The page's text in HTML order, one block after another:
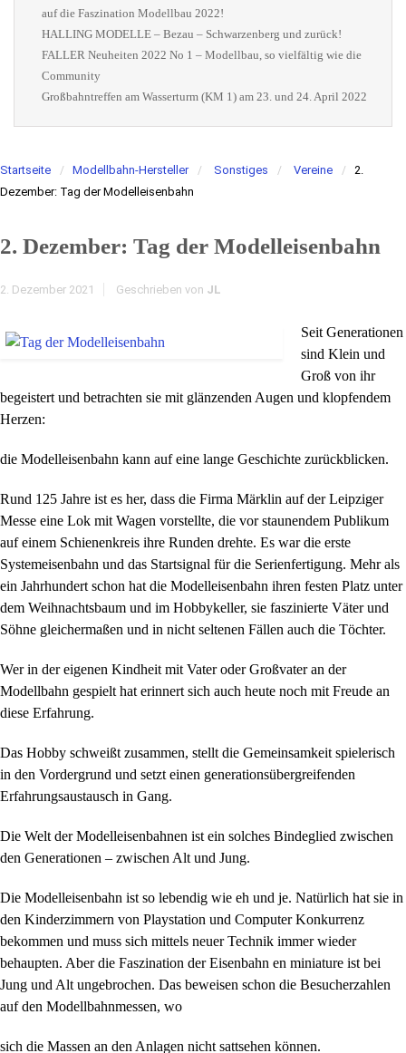
auf die Faszination Modellbau 2022!
HALLING MODELLE – Bezau – Schwarzenberg und zurück!
FALLER Neuheiten 2022 No 1 – Modellbau, so vielfältig wie die
Community
Großbahntreffen am Wasserturm (KM 1) am 23. und 24. April 2022
Startseite Modellbahn-Hersteller Sonstiges Vereine
2.
Dezember: Tag der Modelleisenbahn
2. Dezember: Tag der Modelleisenbahn
2. Dezember 2021 Geschrieben von JL
Seit Generationen
sind Klein und
Groß von ihr
begeistert und betrachten sie mit glänzenden Augen und klopfendem
Herzen:
die Modelleisenbahn kann auf eine lange Geschichte zurückblicken.
Rund 125 Jahre ist es her, dass die Firma Märklin auf der Leipziger
Messe eine Lok mit Wagen vorstellte, die vor staunendem Publikum
auf einem Schienenkreis ihre Runden drehte. Es war die erste
Systemeisenbahn und das Startsignal für die Serienfertigung. Mehr als
ein Jahrhundert schon hat die Modelleisenbahn ihren festen Platz unter
dem Weihnachtsbaum und im Hobbykeller, sie faszinierte Väter und
Söhne gleichermaßen und in nicht seltenen Fällen auch die Töchter.
Wer in der eigenen Kindheit mit Vater oder Großvater an der
Modellbahn gespielt hat erinnert sich auch heute noch mit Freude an
diese Erfahrung.
Das Hobby schweißt zusammen, stellt die Gemeinsamkeit spielerisch
in den Vordergrund und setzt einen generationsübergreifenden
Erfahrungsaustausch in Gang.
Die Welt der Modelleisenbahnen ist ein solches Bindeglied zwischen
den Generationen – zwischen Alt und Jung.
Die Modelleisenbahn ist so lebendig wie eh und je. Natürlich hat sie in
den Kinderzimmern von Playstation und Computer Konkurrenz
bekommen und muss sich mittels neuer Technik immer wieder
behaupten. Aber die Faszination der Eisenbahn en miniature ist bei
Jung und Alt ungebrochen. Das beweisen schon die Besucherzahlen
auf den Modellbahnmessen, wo
sich die Massen an den Anlagen nicht sattsehen können.